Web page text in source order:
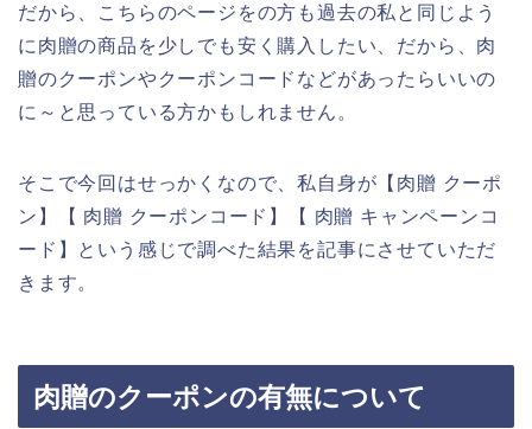
だから、こちらのページをの方も過去の私と同じよう
に肉贈の商品を少しでも安く購入したい、だから、肉
贈のクーポンやクーポンコードなどがあったらいいの
に～と思っている方かもしれません。
そこで今回はせっかくなので、私自身が【肉贈 クーポ
ン】【 肉贈 クーポンコード】【 肉贈 キャンペーンコ
ード】という感じで調べた結果を記事にさせていただ
きます。
肉贈のクーポンの有無について